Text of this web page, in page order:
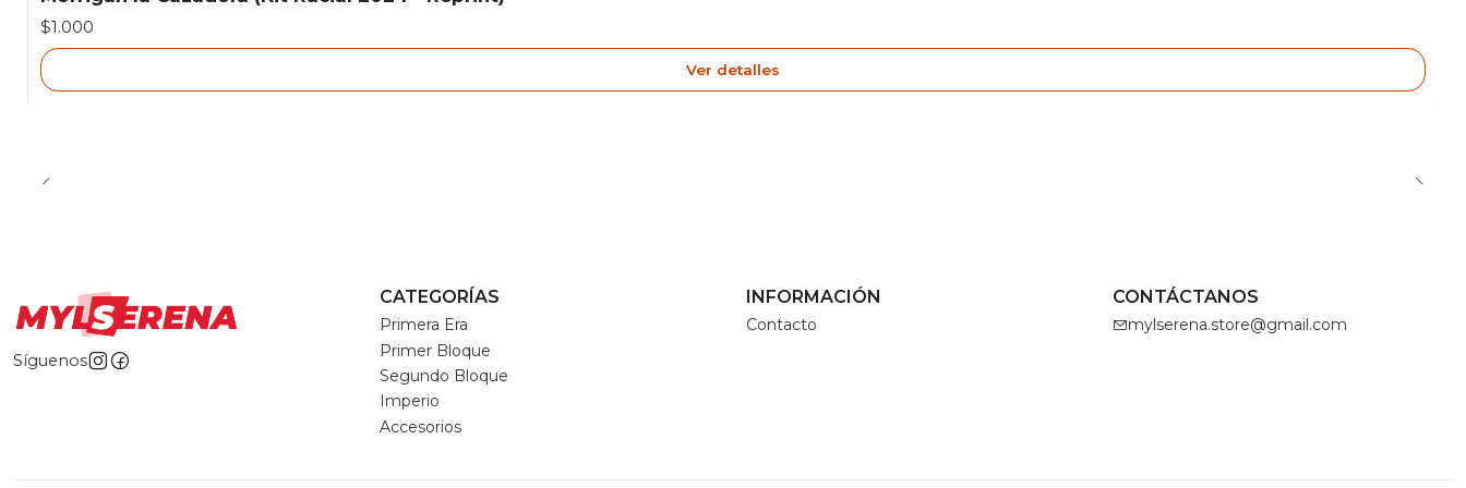
Agotado
$1.000
Ver detalles
Síguenos
CATEGORÍAS
Primera Era
Primer Bloque
Segundo Bloque
Imperio
Accesorios
INFORMACIÓN
Contacto
CONTÁCTANOS
mylserena.store@gmail.com